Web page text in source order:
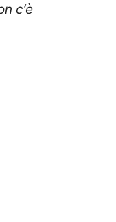
c’è